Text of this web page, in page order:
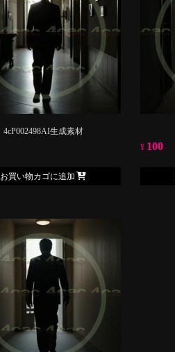
4cP002498AI生成素材
お買い物カゴに追加
¥ 100